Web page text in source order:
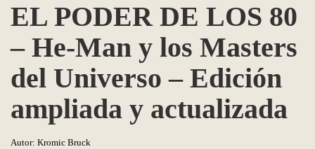
EL PODER DE LOS 80
– He-Man y los Masters
del Universo – Edición
ampliada y actualizada
Autor: Kromic Bruck